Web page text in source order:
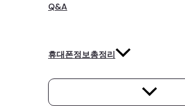
Q&A
휴대폰정보총정리